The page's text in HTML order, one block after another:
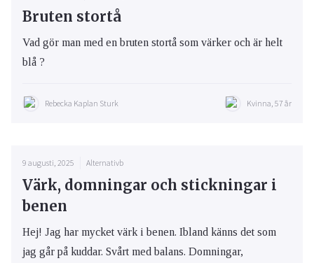
Bruten stortå
Vad gör man med en bruten stortå som värker och är helt
blå ?
Rebecka Kaplan Sturk Kvinna, 57 år
9 augusti, 2025 Alternativb
Värk, domningar och stickningar i
benen
Hej! Jag har mycket värk i benen. Ibland känns det som
jag går på kuddar. Svårt med balans. Domningar,